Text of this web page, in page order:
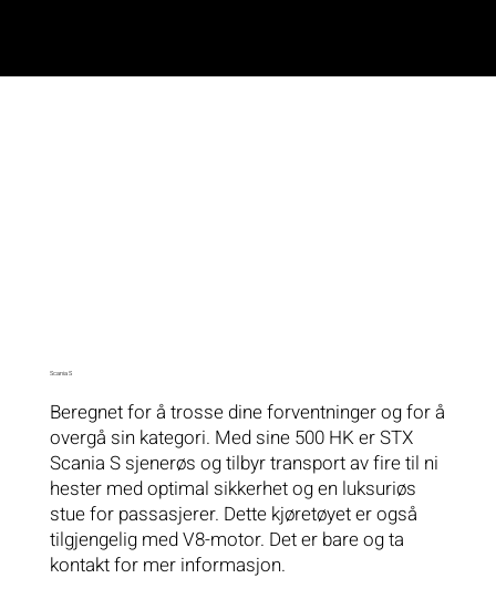
Scania S
Beregnet for å trosse dine forventninger og for å
overgå sin kategori. Med sine 500 HK er STX
Scania S sjenerøs og tilbyr transport av fire til ni
hester med optimal sikkerhet og en luksuriøs
stue for passasjerer. Dette kjøretøyet er også
tilgjengelig med V8-motor. Det er bare og ta
kontakt for mer informasjon.